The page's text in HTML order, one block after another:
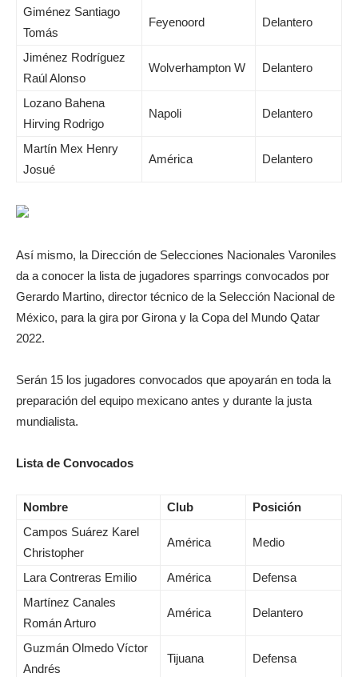
Giménez Santiago
Tomás
Feyenoord Delantero
Jiménez Rodríguez
Raúl Alonso
Wolverhampton W Delantero
Lozano Bahena
Hirving Rodrigo
Napoli Delantero
Martín Mex Henry
Josué
América Delantero
Así mismo, la Dirección de Selecciones Nacionales Varoniles
da a conocer la lista de jugadores sparrings convocados por
Gerardo Martino, director técnico de la Selección Nacional de
México, para la gira por Girona y la Copa del Mundo Qatar
2022.
Serán 15 los jugadores convocados que apoyarán en toda la
preparación del equipo mexicano antes y durante la justa
mundialista.
Lista de Convocados
Nombre Club
Posición
Campos Suárez Karel
Christopher
América Medio
Lara Contreras Emilio América
Defensa
Martínez Canales
Román Arturo
América Delantero
Guzmán Olmedo Víctor
Andrés
Tijuana Defensa